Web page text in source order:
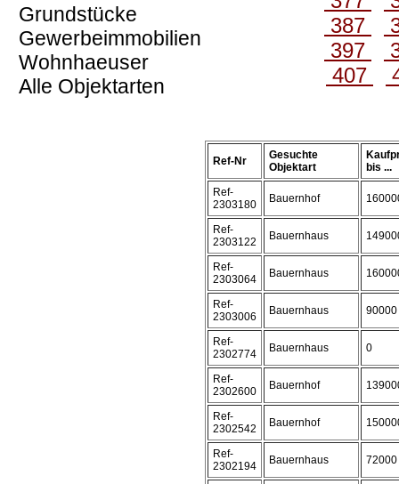
Grundstücke
Gewerbeimmobilien
Wohnhaeuser
Alle Objektarten
387
397
407
Ref-Nr
Gesuchte
Objektart
bis ...
Ref-
2303180
Bauernhof
Ref-
2303122
Bauernhaus
Ref-
2303064
Bauernhaus
Ref-
2303006
Bauernhaus 90000
Ref-
2302774
Bauernhaus 0
Ref-
2302600
Bauernhof
Ref-
2302542
Bauernhof
Ref-
2302194
Bauernhaus 72000